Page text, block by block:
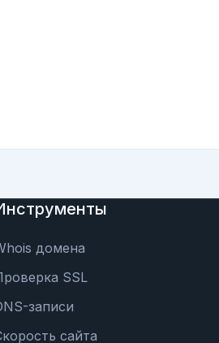
домена
SSL
записи
сайта